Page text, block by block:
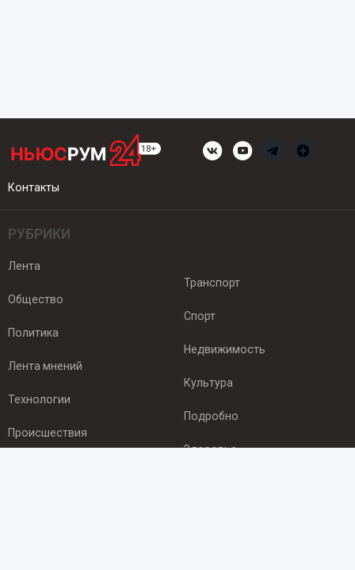
Контакты
РУБРИКИ
Лента
Общество
Политика
Лента мнений
Технологии
Происшествия
Транспорт
Спорт
Недвижимость
Культура
Подробно
Здоровье